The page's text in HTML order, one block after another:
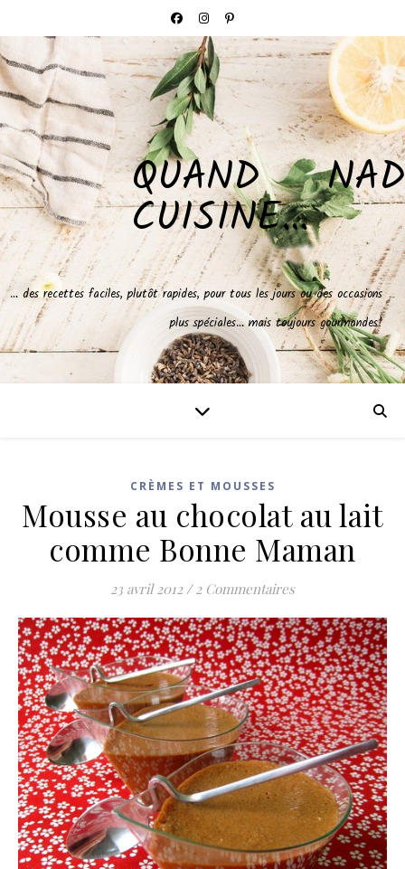
QUAND NAD
CUISINE…
… des recettes faciles, plutôt rapides, pour tous les jours ou des occasions
plus spéciales… mais toujours gourmandes!
CRÈMES ET MOUSSES
Mousse au chocolat au lait
comme Bonne Maman
23 avril 2012 / 2 Commentaires